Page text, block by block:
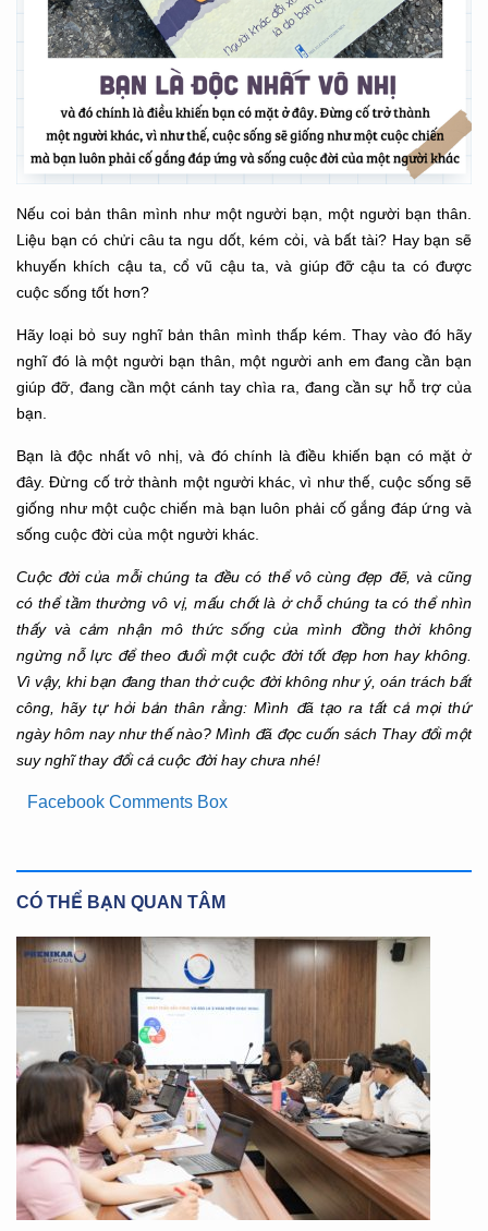
Nếu coi bản thân mình như một người bạn, một người bạn thân.
Liệu bạn có chửi câu ta ngu dốt, kém cỏi, và bất tài? Hay bạn sẽ
khuyến khích cậu ta, cổ vũ cậu ta, và giúp đỡ cậu ta có được
cuộc sống tốt hơn?
Hãy loại bỏ suy nghĩ bản thân mình thấp kém. Thay vào đó hãy
nghĩ đó là một người bạn thân, một người anh em đang cần bạn
giúp đỡ, đang cần một cánh tay chìa ra, đang cần sự hỗ trợ của
bạn.
Bạn là độc nhất vô nhị, và đó chính là điều khiến bạn có mặt ở
đây. Đừng cố trở thành một người khác, vì như thế, cuộc sống sẽ
giống như một cuộc chiến mà bạn luôn phải cố gắng đáp ứng và
sống cuộc đời của một người khác.
Cuộc đời của mỗi chúng ta đều có thể vô cùng đẹp đẽ, và cũng
có thể tầm thường vô vị, mấu chốt là ở chỗ chúng ta có thể nhìn
thấy và cảm nhận mô thức sống của mình đồng thời không
ngừng nỗ lực để theo đuổi một cuộc đời tốt đẹp hơn hay không.
Vì vậy, khi bạn đang than thở cuộc đời không như ý, oán trách bất
công, hãy tự hỏi bản thân rằng: Mình đã tạo ra tất cả mọi thứ
ngày hôm nay như thế nào? Mình đã đọc cuốn sách Thay đổi một
suy nghĩ thay đổi cả cuộc đời hay chưa nhé!
Facebook Comments Box
CÓ THỂ BẠN QUAN TÂM